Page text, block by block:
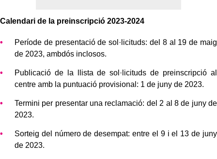
Calendari de la preinscripció 2023-2024
Període de presentació de sol·licituds: del 8 al 19 de maig
de 2023, ambdós inclosos.
Publicació de la llista de sol·licituds de preinscripció al
centre amb la puntuació provisional: 1 de juny de 2023.
Termini per presentar una reclamació: del 2 al 8 de juny de
2023.
Sorteig del número de desempat: entre el 9 i el 13 de juny
de 2023.